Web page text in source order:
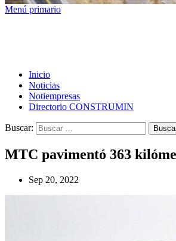
Menú primario
Inicio
Noticias
Notiempresas
Directorio CONSTRUMIN
Buscar:
MTC pavimentó 363
Sep 20, 2022